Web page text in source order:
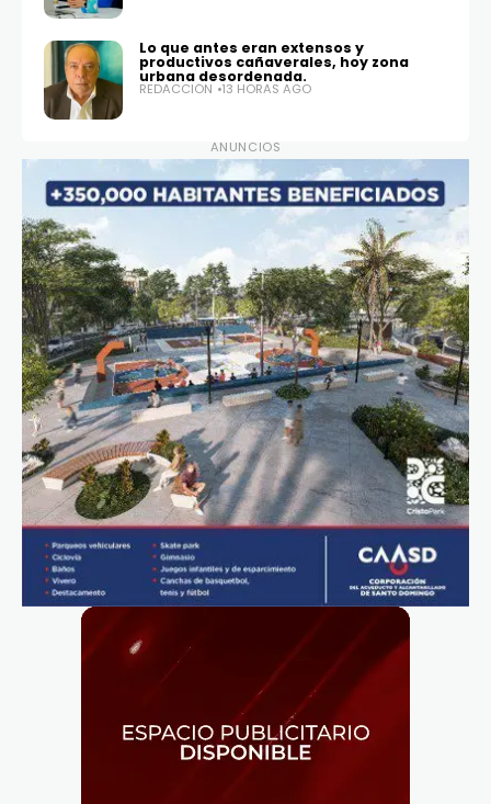
Lo que antes eran extensos y
productivos cañaverales, hoy zona
urbana desordenada.
REDACCIÓN 13 HORAS AGO
ANUNCIOS